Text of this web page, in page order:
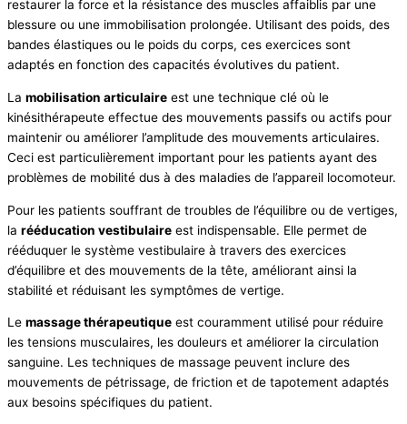
restaurer la force et la résistance des muscles affaiblis par une
blessure ou une immobilisation prolongée. Utilisant des poids, des
bandes élastiques ou le poids du corps, ces exercices sont
adaptés en fonction des capacités évolutives du patient.
La mobilisation articulaire est une technique clé où le
kinésithérapeute effectue des mouvements passifs ou actifs pour
maintenir ou améliorer l’amplitude des mouvements articulaires.
Ceci est particulièrement important pour les patients ayant des
problèmes de mobilité dus à des maladies de l’appareil locomoteur.
Pour les patients souffrant de troubles de l’équilibre ou de vertiges,
la rééducation vestibulaire est indispensable. Elle permet de
rééduquer le système vestibulaire à travers des exercices
d’équilibre et des mouvements de la tête, améliorant ainsi la
stabilité et réduisant les symptômes de vertige.
Le massage thérapeutique est couramment utilisé pour réduire
les tensions musculaires, les douleurs et améliorer la circulation
sanguine. Les techniques de massage peuvent inclure des
mouvements de pétrissage, de friction et de tapotement adaptés
aux besoins spécifiques du patient.